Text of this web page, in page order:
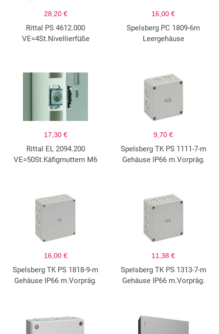
28,20 €
Rittal PS 4612.000
VE=4St.Nivellierfüße
16,00 €
Spelsberg PC 1809-6m
Leergehäuse
17,30 €
Rittal EL 2094.200
VE=50St.Käfigmuttern M6
9,70 €
Spelsberg TK PS 1111-7-m
Gehäuse IP66 m.Vorpräg.
16,00 €
Spelsberg TK PS 1818-9-m
Gehäuse IP66 m.Vorpräg.
11,38 €
Spelsberg TK PS 1313-7-m
Gehäuse IP66 m.Vorpräg.